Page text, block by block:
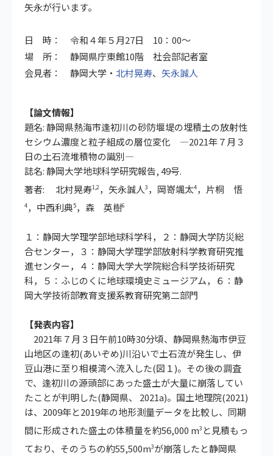
矢永が行います。
日 時： 令和４年５月27日 10：00～
場 所： 静岡県庁東館10階 社会部記者室
会見者： 静岡大学・ 北村晃寿、 矢永誠人
【論文情報】
題名: 静岡県熱海市逢初川の砂防堰堤の埋積土の放射性
セシウム濃度と粒子組成の層位変化 ―2021年７月３
日の土石流堆積物の識別―
誌名: 静岡大学地球科学研究報告, 49号.
著者: 北村晃寿1,2，矢永誠人3 ，岡嵜颯太4，片桐 悟
4，中西利典5，森 英樹6
１：静岡大学理学部地球科学科，２：静岡大学防災総
合センター，３：静岡大学理学部放射科学教育研究推
進センター，４：静岡大学大学院総合科学技術研究
科，５：ふじのくに地球環境史ミュージアム，６：静
岡大学技術部教育支援系教育研究第二部門
【発表内容】
2021年７月３日午前10時30分頃、静岡県熱海市伊豆
山地区の逢初(あいぞめ)川沿いで土石流が発生し、伊
豆山港に至り相模湾へ流入した(図１)。その後の調査
で、逢初川の源頭部にあった盛土が大量に崩落してい
たことが判明した(静岡県、 2021a)。国土地理院(2021)
は、2009年と2019年の地形測量データを比較し、同期
間に形成された盛土の体積量を約56,000 m3 と見積もっ
ており、そのうちの約55,500m3が崩落したと静岡県